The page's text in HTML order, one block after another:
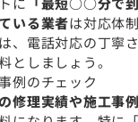
いる業者は対応体
、電話対応の丁寧
としましょう。
例のチェック
修理実績や施工事